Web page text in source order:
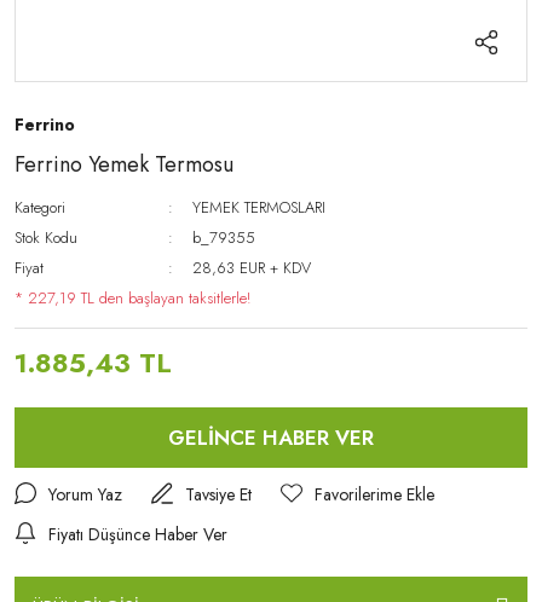
Ferrino
Ferrino Yemek Termosu
Kategori
YEMEK TERMOSLARI
Stok Kodu
b_79355
Fiyat
28,63 EUR + KDV
* 227,19 TL den başlayan taksitlerle!
1.885,43 TL
GELİNCE HABER VER
Yorum Yaz
Tavsiye Et
Fiyatı Düşünce Haber Ver